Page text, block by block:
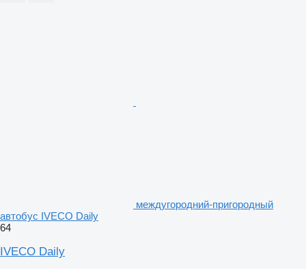
междугородний-пригородный
автобус IVECO Daily
64
IVECO Daily